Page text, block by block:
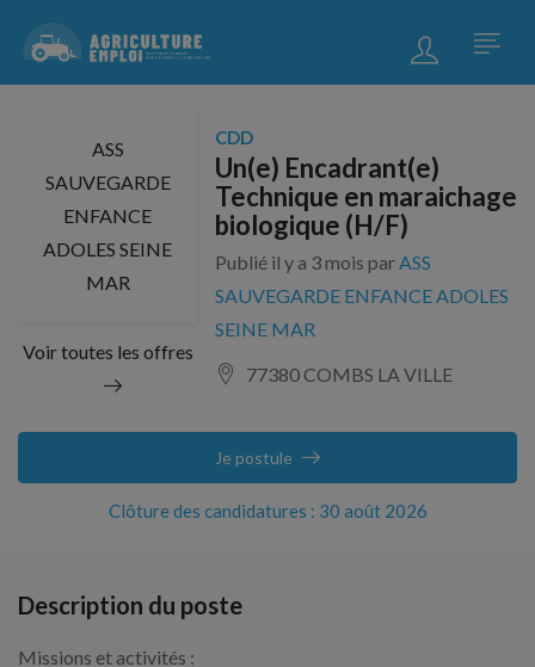
ASS
SAUVEGARDE
ENFANCE
ADOLES SEINE
MAR
Voir toutes les offres
CDD
Un(e) Encadrant(e)
Technique en maraichage
biologique (H/F)
Publié il y a 3 mois par ASS
SAUVEGARDE ENFANCE ADOLES
SEINE MAR
77380 COMBS LA VILLE
Clôture des candidatures : 30 août 2026
Je postule
Description du poste
Missions et activités :